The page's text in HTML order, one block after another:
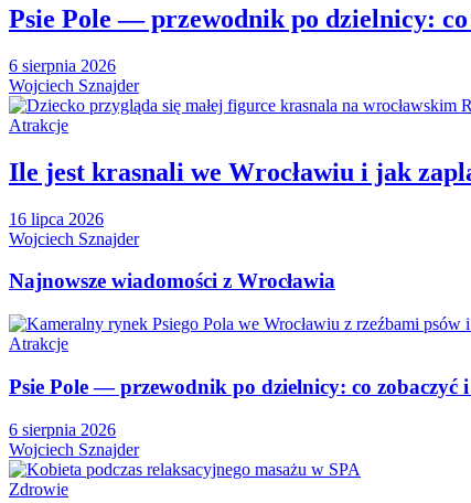
Psie Pole — przewodnik po dzielnicy:
6 sierpnia 2026
Wojciech Sznajder
Atrakcje
Ile jest krasnali we Wrocławiu i jak
16 lipca 2026
Wojciech Sznajder
Najnowsze wiadomości z Wrocławia
Atrakcje
Psie Pole — przewodnik po dzielnicy: co zobaczyć
6 sierpnia 2026
Wojciech Sznajder
Zdrowie